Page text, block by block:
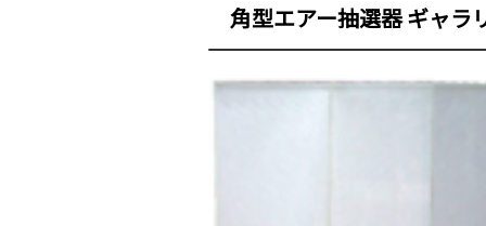
角型エアー抽選器 ギャラ